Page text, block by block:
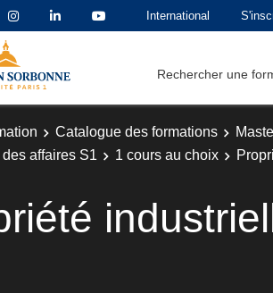
International
Rechercher une
Catalogue des formations
affaires S1
1 cours au choix